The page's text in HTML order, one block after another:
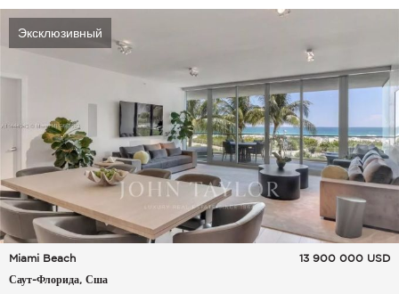
Эксклюзивный
Miami Beach
Саут-Флорида, Сша
13 900 000 USD